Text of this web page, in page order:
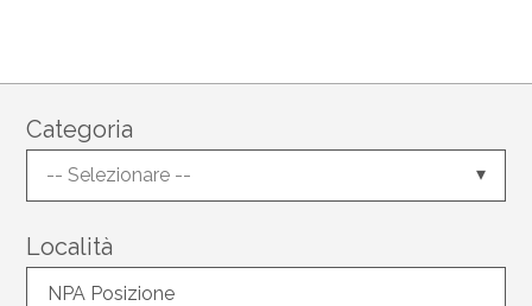
Categoria
-- Selezionare --
Località
NPA Posizione